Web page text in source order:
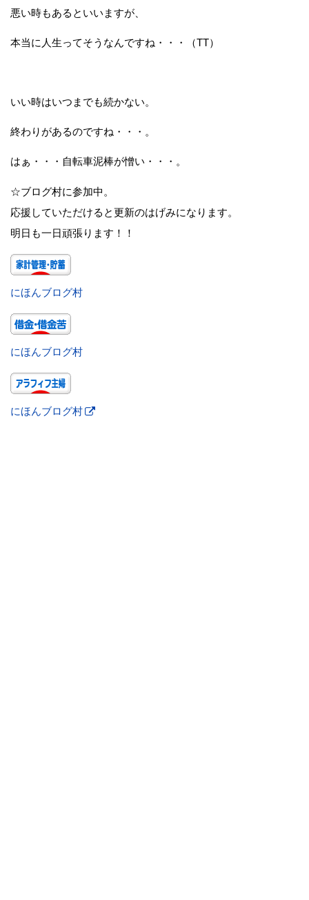
悪い時もあるといいますが、
本当に人生ってそうなんですね・・・（TT）
いい時はいつまでも続かない。
終わりがあるのですね・・・。
はぁ・・・自転車泥棒が憎い・・・。
☆ブログ村に参加中。
応援していただけると更新のはげみになります。
明日も一日頑張ります！！
にほんブログ村
にほんブログ村
にほんブログ村